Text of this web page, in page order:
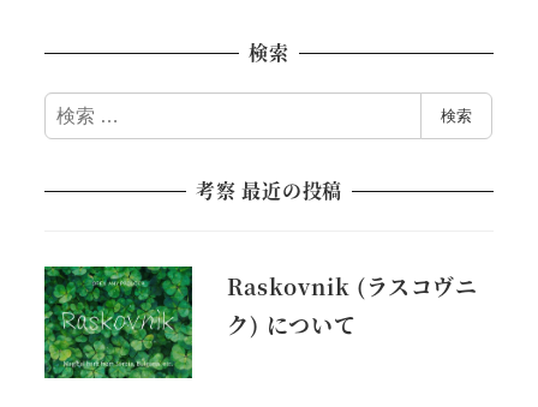
検索
検
索
検索
考察 最近の投稿
Raskovnik (ラスコヴニ
ク) について